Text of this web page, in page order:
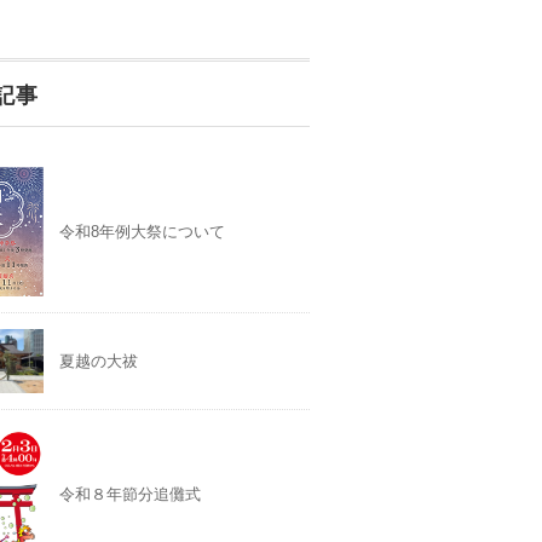
事
令和8年例大祭について
夏越の大祓
令和８年節分追儺式